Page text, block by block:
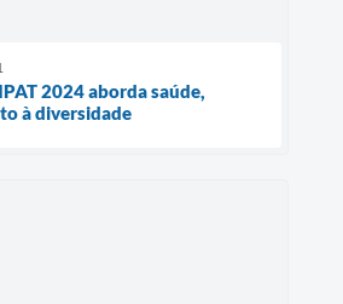
2024 aborda saúde,
à diversidade